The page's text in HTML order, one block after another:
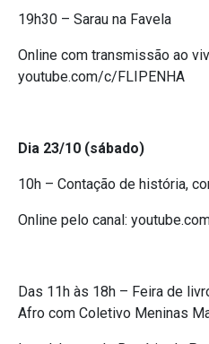
19h30 – Sarau na Favela
Online com transmissão ao
youtube.com/c/FLIPENHA
Dia 23/10 (sábado)
10h – Contação de história,
Online pelo canal:
Das 11h às 18h – Feira de
Afro com Coletivo Meninas